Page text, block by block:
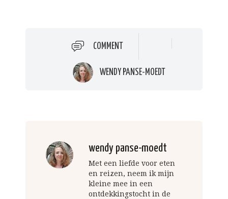
COMMENT
WENDY PANSE-MOEDT
wendy panse-moedt
Met een liefde voor eten
en reizen, neem ik mijn
kleine mee in een
ontdekkingstocht in de